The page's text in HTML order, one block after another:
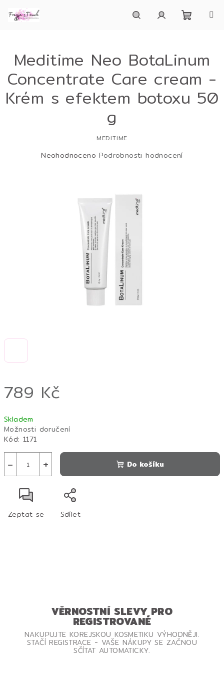
obsah
košík
789 Kč
cena:
Skladem
Možnosti doručení
Kód: 1171
+
− Do košíku
Zeptat se Sdílet
Meditime Neo BotaLinum
Concentrate Care cream -
Krém s efektem botoxu 50
g
MEDITIME
Průměrné
Neohodnoceno Podrobnosti hodnocení
VĚRNOSTNÍ SLEVY PRO
REGISTROVANÉ
NAKUPUJTE KOREJSKOU KOSMETIKU VÝHODNĚJI.
STAČÍ REGISTRACE - VAŠE NÁKUPY SE ZAČNOU
SČÍTAT AUTOMATICKY.